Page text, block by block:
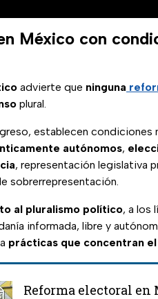
México con
advierte que ninguna
plural.
establecen condiciones
autónomos,
, representación legislativa
sobrerrepresentación.
al pluralismo político, a los
informada, libre y
prácticas que concentran
Reforma electoral en